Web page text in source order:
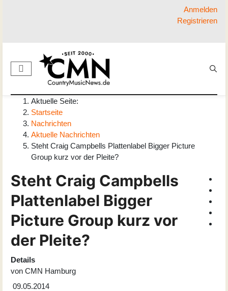
Anmelden
Registrieren
Aktuelle Seite:
Startseite
Nachrichten
Aktuelle Nachrichten
Steht Craig Campbells Plattenlabel Bigger Picture
Group kurz vor der Pleite?
Steht Craig Campbells
Plattenlabel Bigger
Picture Group kurz vor
der Pleite?
Details
von CMN Hamburg
09.05.2014